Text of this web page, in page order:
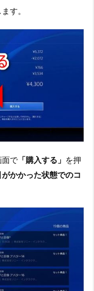
ます。
面で「購入する」 を押
かかった状態でのコ